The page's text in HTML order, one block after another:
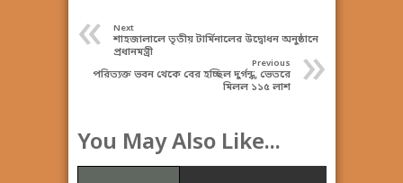
« Next
শাহজালালে তৃতীয় টার্মিনালের উদ্বোধন অনুষ্ঠানে
প্রধানমন্ত্রী
»
Previous
পরিত্যক্ত ভবন থেকে বের হচ্ছিল দুর্গন্ধ, ভেতরে
মিলল ১১৫ লাশ
You May Also Like...